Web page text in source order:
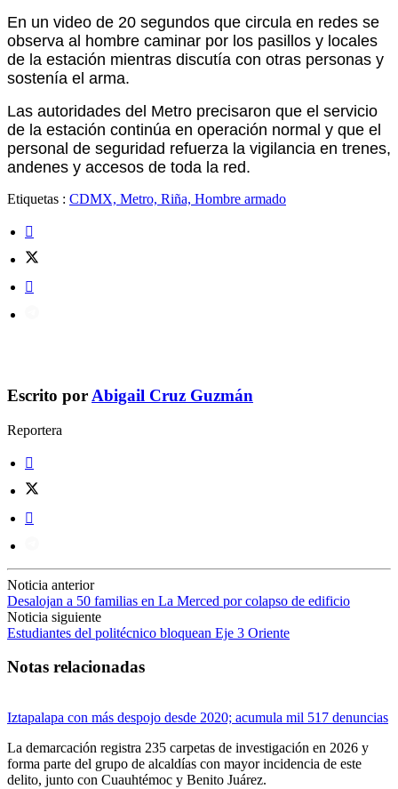
En un video de 20 segundos que circula en redes se
observa al hombre caminar por los pasillos y locales
de la estación mientras discutía con otras personas y
sostenía el arma.
Las autoridades del Metro precisaron que el servicio
de la estación continúa en operación normal y que el
personal de seguridad refuerza la vigilancia en trenes,
andenes y accesos de toda la red.
Etiquetas : CDMX, Metro, Riña, Hombre armado
Escrito por Abigail Cruz Guzmán
Reportera
Noticia anterior
Desalojan a 50 familias en La Merced por colapso de edificio
Noticia siguiente
Estudiantes del politécnico bloquean Eje 3 Oriente
Notas relacionadas
Iztapalapa con más despojo desde 2020; acumula mil 517 denuncias
La demarcación registra 235 carpetas de investigación en 2026 y
forma parte del grupo de alcaldías con mayor incidencia de este
delito, junto con Cuauhtémoc y Benito Juárez.